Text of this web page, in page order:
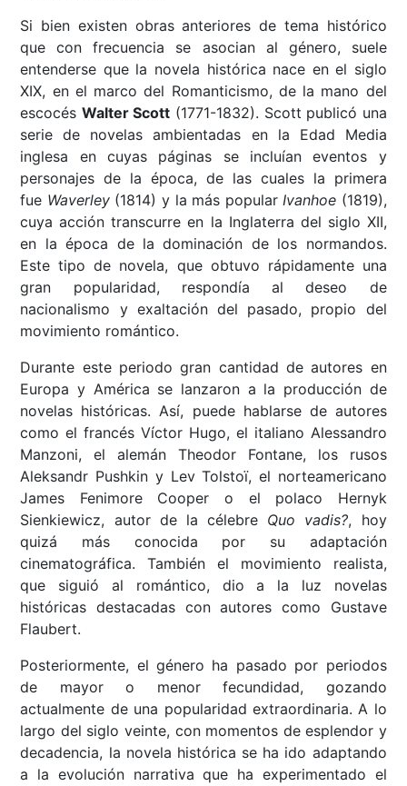
Si bien existen obras anteriores de tema histórico
que con frecuencia se asocian al género, suele
entenderse que la novela histórica nace en el siglo
XIX, en el marco del Romanticismo, de la mano del
escocés Walter Scott (1771-1832). Scott publicó una
serie de novelas ambientadas en la Edad Media
inglesa en cuyas páginas se incluían eventos y
personajes de la época, de las cuales la primera
fue Waverley(1814) y la más popularIvanhoe (1819),
cuya acción transcurre en la Inglaterra del siglo XII,
en la época de la dominación de los normandos.
Este tipo de novela, que obtuvo rápidamente una
gran popularidad, respondía al deseo de
nacionalismo y exaltación del pasado, propio del
movimiento romántico.
Durante este periodo gran cantidad de autores en
Europa y América se lanzaron a la producción de
novelas históricas. Así, puede hablarse de autores
como el francés Víctor Hugo, el italiano Alessandro
Manzoni, el alemán Theodor Fontane, los rusos
Aleksandr Pushkin y Lev Tolstoï, el norteamericano
James Fenimore Cooper o el polaco Hernyk
Sienkiewicz, autor de la célebre Quo vadis?, hoy
quizá más conocida por su adaptación
cinematográfica. También el movimiento realista,
que siguió al romántico, dio a la luz novelas
históricas destacadas con autores como Gustave
Flaubert.
Posteriormente, el género ha pasado por periodos
de mayor o menor fecundidad, gozando
actualmente de una popularidad extraordinaria. A lo
largo del siglo veinte, con momentos de esplendor y
decadencia, la novela histórica se ha ido adaptando
a la evolución narrativa que ha experimentado el